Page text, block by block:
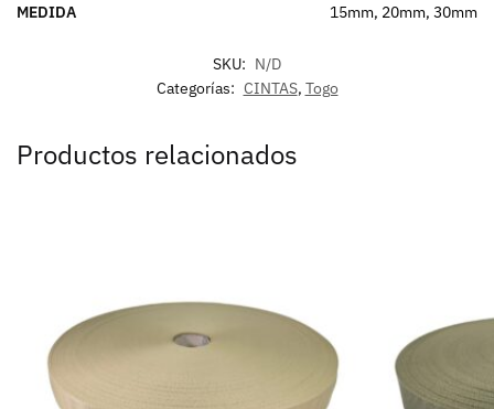
MEDIDA 15mm, 20mm, 30mm
SKU: N/D
Categorías: CINTAS, Togo
Productos relacionados